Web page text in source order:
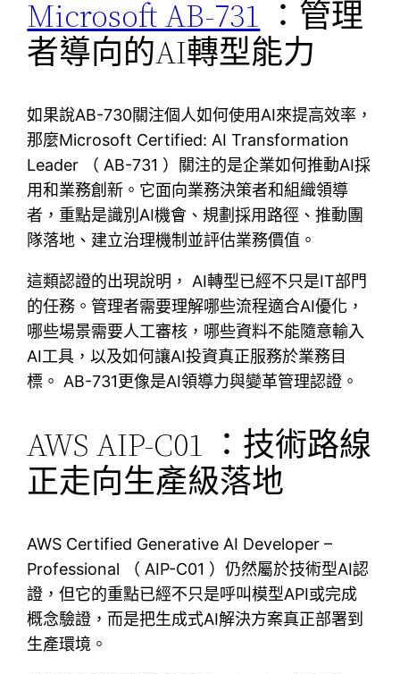
Microsoft AB-731 ：管理
者導向的AI轉型能力
如果說AB-730關注個人如何使用AI來提高效率，
那麼Microsoft Certified: AI Transformation
Leader （ AB-731 ）關注的是企業如何推動AI採
用和業務創新。它面向業務決策者和組織領導
者，重點是識別AI機會、規劃採用路徑、推動團
隊落地、建立治理機制並評估業務價值。
這類認證的出現說明， AI轉型已經不只是IT部門
的任務。管理者需要理解哪些流程適合AI優化，
哪些場景需要人工審核，哪些資料不能隨意輸入
AI工具，以及如何讓AI投資真正服務於業務目
標。 AB-731更像是AI領導力與變革管理認證。
AWS AIP-C01 ：技術路線
正走向生產級落地
AWS Certified Generative AI Developer –
Professional （ AIP-C01 ）仍然屬於技術型AI認
證，但它的重點已經不只是呼叫模型API或完成
概念驗證，而是把生成式AI解決方案真正部署到
生產環境。